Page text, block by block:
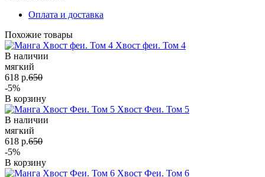
Оплата и доставка
Похожие товары
Хвост феи. Том 4
В наличии
мягкий
618 р.650
-5%
В корзину
Хвост Феи. Том 5
В наличии
мягкий
618 р.650
-5%
В корзину
Хвост Феи. Том 6